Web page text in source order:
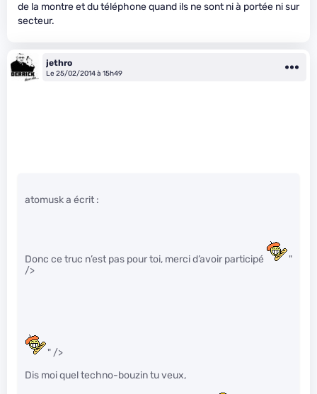
de la montre et du téléphone quand ils ne sont ni à portée ni sur
secteur.
jethro
Le 25/02/2014 à 15h49
atomusk a écrit :
Donc ce truc n’est pas pour toi, merci d’avoir participé
"
/>
" />
Dis moi quel techno-bouzin tu veux,